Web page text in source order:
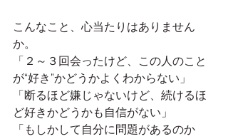
こんなこと、心当たりはありません
か。
「２～３回会ったけど、この人のこと
が“好き”かどうかよくわからない」
「断るほど嫌じゃないけど、続けるほ
ど好きかどうかも自信がない」
「もしかして自分に問題があるのか